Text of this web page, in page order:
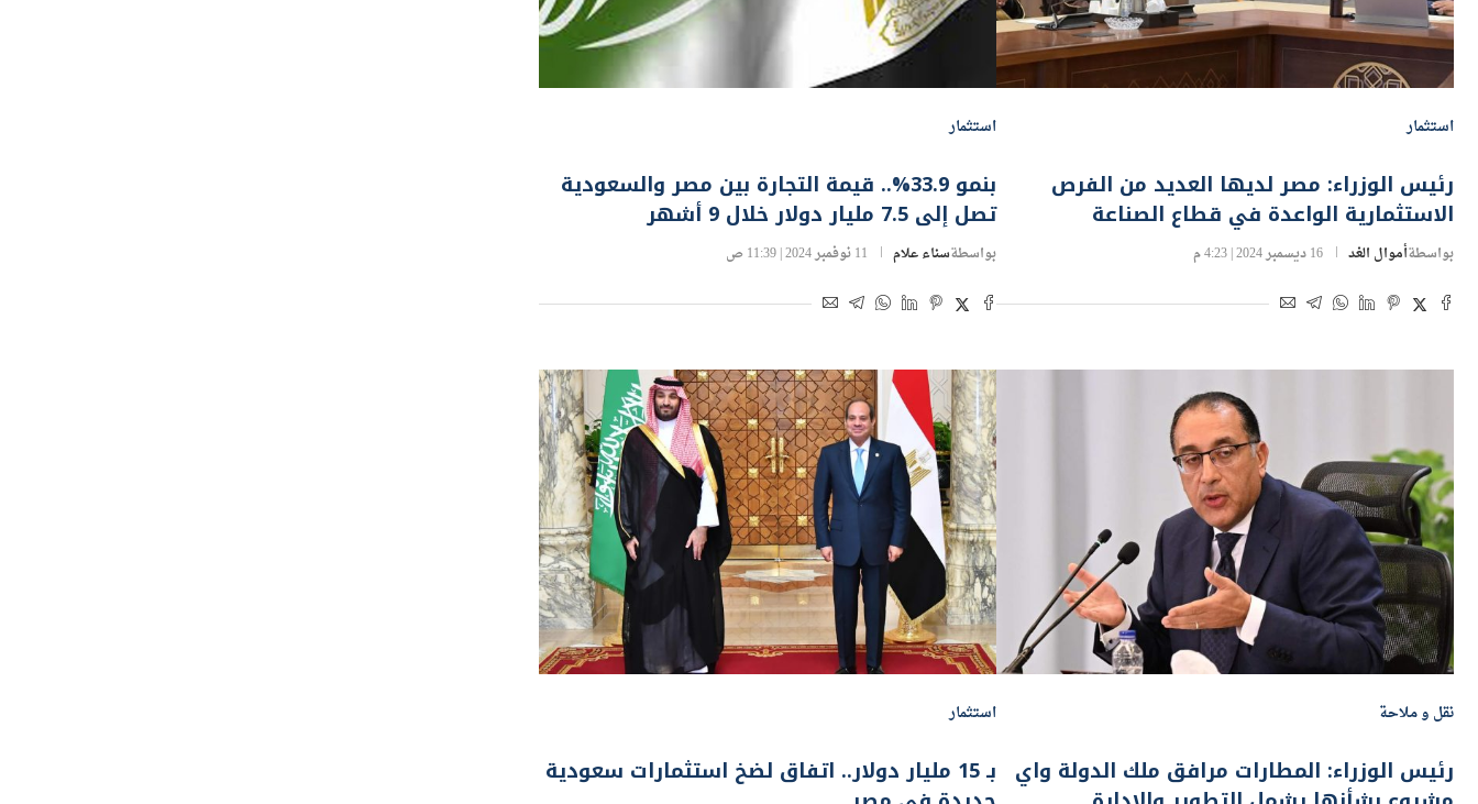
استثمار
رئيس الوزراء: مصر لديها العديد من الفرص
الاستثمارية الواعدة في قطاع الصناعة
بواسطةأموال الغد 16 ديسمبر 2024 | 4:23 م
استثمار
بنمو 33.9%.. قيمة التجارة بين مصر والسعودية
تصل إلى 7.5 مليار دولار خلال 9 أشهر
بواسطةسناء علام 11 نوفمبر 2024 | 11:39 ص
نقل و ملاحة
رئيس الوزراء: المطارات مرافق ملك الدولة واي
استثمار
بـ 15 مليار دولار.. اتفاق لضخ استثمارات سعودية